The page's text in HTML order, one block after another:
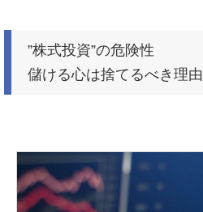
”株式投資”の危険性
儲ける心は捨てるべき理由